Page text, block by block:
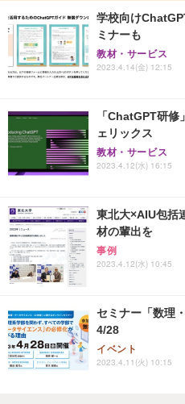
学校向け
ミナーも
教材・サービス
2023.4.14(金) 12:15
「ChatGPT研
ェリックス
教材・サービス
2023.4.12(水) 16:15
東北大×AIU包括
材の輩出を
事例
2023.4.12(水) 10:45
セミナー「数理
4/28
イベント
2023.4.11(火) 10:15